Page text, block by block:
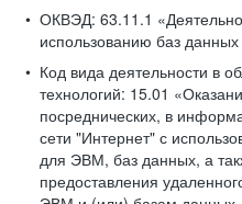
ОКВЭД: 63.11.1
использованию баз
Код вида деятельности в
технологий: 15.01
посреднических, в
сети "Интернет" с
для ЭВМ, баз данных, а
предоставления